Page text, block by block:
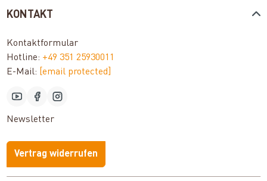
KONTAKT
Kontaktformular
Hotline: +49 351 25930011
E-Mail:
[email protected]
Newsletter
Vertrag widerrufen